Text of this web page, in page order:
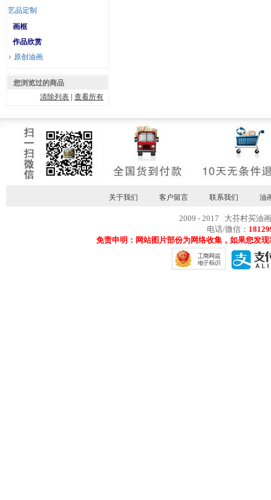
艺品定制
画框
作品欣赏
原创油画
您浏览过的商品
清除列表 |查看所有
关于我们 客户留言 联系我们 油
2009 - 2017 大芬村买油
电话/微信：
免责申明：网站图片部份为网络收集，如果您发